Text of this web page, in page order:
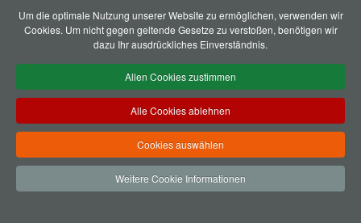
Andreas Schriever
Catering-Service
Gennaer Str. 66
Letmathe
Telefon +49 [0]
2374 – 50 83 36
Mobil +49 [0] 170
– 81 67 64 5
Telefax +49 [0]
2374 – 92 03 13
Um die optimale Nutzung unserer Website zu ermöglichen, verwenden wir
Cookies. Um nicht gegen geltende Gesetze zu verstoßen, benötigen wir
dazu Ihr ausdrückliches Einverständnis.
Allen Cookies zustimmen
Alle Cookies ablehnen
Cookies auswählen
Weitere Cookie Informationen